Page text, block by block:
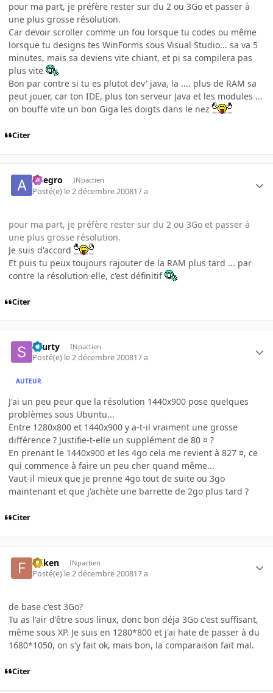
pour ma part, je préfère rester sur du 2 ou 3Go et passer à
une plus grosse résolution.
Car devoir scroller comme un fou lorsque tu codes ou même
lorsque tu designs tes WinForms sous Visual Studio... sa va 5
minutes, mais sa deviens vite chiant, et pi sa compilera pas
plus vite
Bon par contre si tu es plutot dev' java, la .... plus de RAM sa
peut jouer, car ton IDE, plus ton serveur Java et les modules ...
on bouffe vite un bon Giga les doigts dans le nez
Citer
Allegro INpactien
Posté(e) le 2 décembre 200817 a
pour ma part, je préfère rester sur du 2 ou 3Go et passer à
une plus grosse résolution.
Je suis d'accord
Et puis tu peux toujours rajouter de la RAM plus tard ... par
contre la résolution elle, c'est définitif
Citer
skurty INpactien
Posté(e) le 2 décembre 200817 a
AUTEUR
J'ai un peu peur que la résolution 1440x900 pose quelques
problèmes sous Ubuntu...
Entre 1280x800 et 1440x900 y a-t-il vraiment une grosse
différence ? Justifie-t-elle un supplément de 80 ¤ ?
En prenant le 1440x900 et les 4go cela me revient à 827 ¤, ce
qui commence à faire un peu cher quand même...
Vaut-il mieux que je prenne 4go tout de suite ou 3go
maintenant et que j'achète une barrette de 2go plus tard ?
Citer
folken INpactien
Posté(e) le 2 décembre 200817 a
de base c'est 3Go?
Tu as l'air d'être sous linux, donc bon déja 3Go c'est suffisant,
même sous XP. Je suis en 1280*800 et j'ai hate de passer à du
1680*1050, on s'y fait ok, mais bon, la comparaison fait mal.
Citer